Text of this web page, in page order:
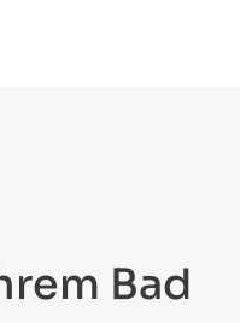
Bad